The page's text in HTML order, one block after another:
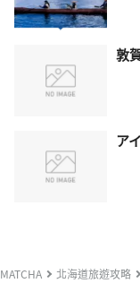
敦
ア
MATCHA 北海道旅遊攻略